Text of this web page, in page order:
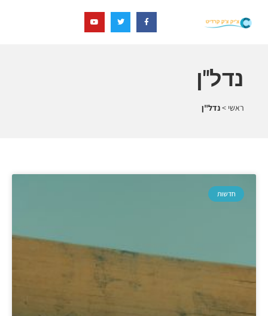
נדל"ן
ראשי >נדל"ן
חדשות